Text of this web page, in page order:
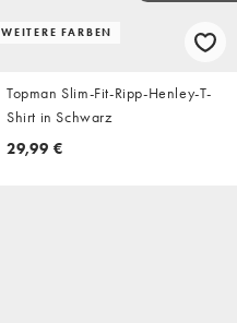
WEITERE FARBEN
Topman Slim-Fit-Ripp-Henley-T-
Shirt in Schwarz
29,99 €